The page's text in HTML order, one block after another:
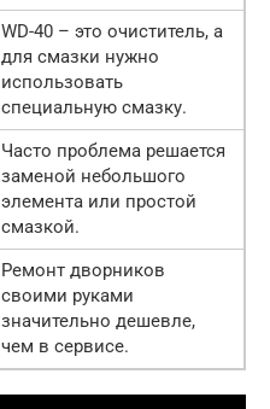
WD-40 – это очиститель, а
для смазки нужно
использовать
специальную смазку.
Часто проблема решается
заменой небольшого
элемента или простой
смазкой.
Ремонт дворников
своими руками
значительно дешевле,
чем в сервисе.